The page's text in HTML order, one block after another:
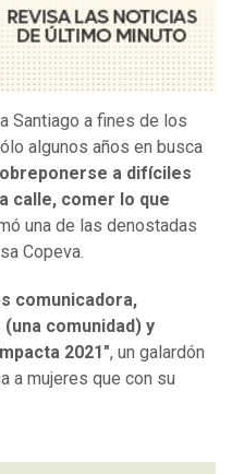
Santiago a fines de los
algunos años en busca
a difíciles
calle, comer lo que
una de las denostadas
Copeva.
comunicadora,
comunidad) y
2021", un galardón
a mujeres que con su